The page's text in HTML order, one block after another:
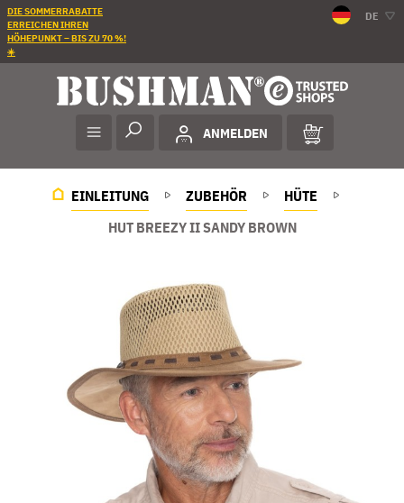
DIE SOMMERRABATTE
ERREICHEN IHREN
HÖHEPUNKT – BIS ZU 70 %!
☀️
DE
ANMELDEN
EINLEITUNG ZUBEHÖR
HÜTE
HUT BREEZY II SANDY BROWN